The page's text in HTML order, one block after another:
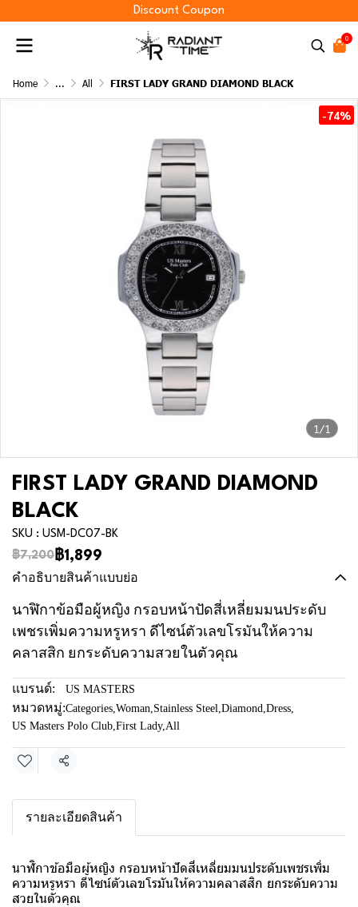
Discount Coupon
0
Home ... All FIRST LADY GRAND DIAMOND BLACK
1/1
-74%
FIRST LADY GRAND DIAMOND
BLACK
SKU : USM-DC07-BK
฿7,200 ฿1,899
คำอธิบายสินค้าแบบย่อ
นาฬิกาข้อมือผู้หญิง กรอบหน้าปัดสี่เหลี่ยมมนประดับ
เพชรเพิ่มความหรูหรา ดีไซน์ตัวเลขโรมันให้ความ
คลาสสิก ยกระดับความสวยในตัวคุณ
แบรนด์: US MASTERS
หมวดหมู่:Categories,Woman,Stainless Steel,Diamond,Dress,
US Masters Polo Club,First Lady,All
แชร์
รายละเอียดสินค้า
นาฬิกาข้อมือผู้หญิง กรอบหน้าปัดสี่เหลี่ยมมนประดับเพชรเพิ่ม
ความหรูหรา ดีไซน์ตัวเลขโรมันให้ความคลาสสิก ยกระดับความ
สวยในตัวคุณ